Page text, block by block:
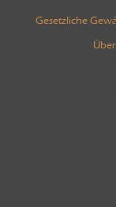
Gesetzliche